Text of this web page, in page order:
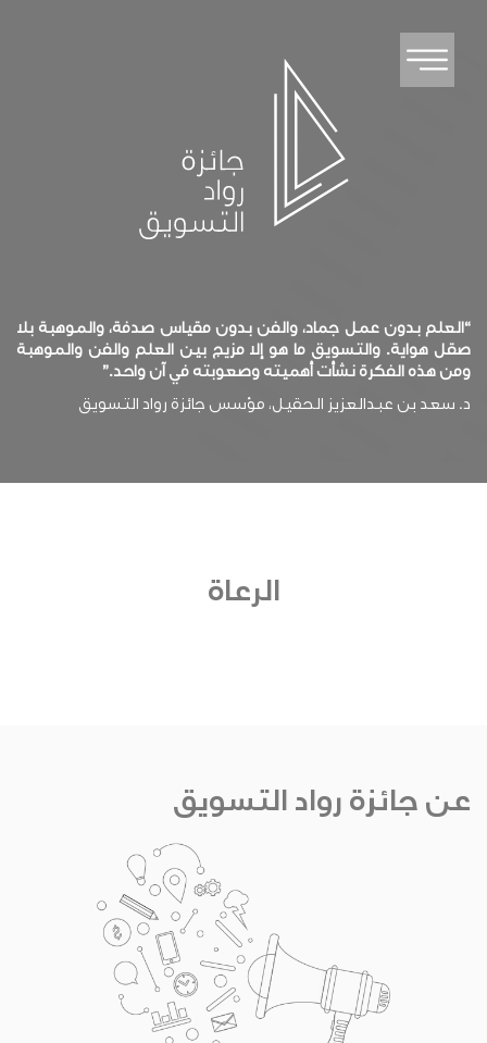
“العلم بدون عمل جماد، والفن بدون مقياس صدفة، والموهبة بلا
صقل هواية. والتسويق ما هو إلا مزيج بين العلم والفن والموهبة
ومن هذه الفكرة نشأت أهميته وصعوبته في آن واحد.”
د. سعد بن عبدالعزيز الحقيل، مؤسس جائزة رواد التسويق
الرعاة
عن جائزة رواد التسويق